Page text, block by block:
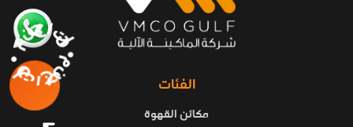
الفئات
مكائن القهوة
منتجاتنا • منتجاتنا •